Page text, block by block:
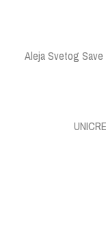
Aleja Svetog Save